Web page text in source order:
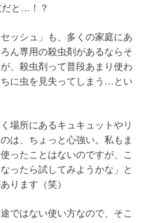
だと…！？
ッシュ」も、多くの家庭にあ
ん専用の殺虫剤があるならそ
、殺虫剤って普段あまり使わ
に虫を見失ってしまう…とい
場所にあるキュキュットやリ
は、ちょっと心強い。私もま
ったことはないのですが、こ
ったら試してみようかな」と
ります（笑）
ではない使い方なので、そこ